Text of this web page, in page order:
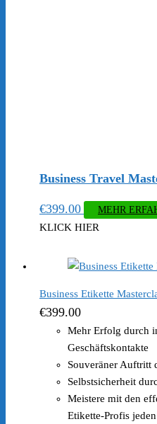
Business Travel
€399.00 MEHR
KLICK HIER
Business Etikette
€399.00
Mehr Erfolg durch
Geschäftskontakte
Souveräner Auftritt
Selbstsicherheit
Meistere mit den
Etikette-Profis